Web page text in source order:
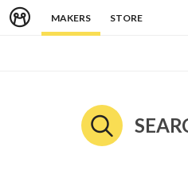
MAKERS STORE